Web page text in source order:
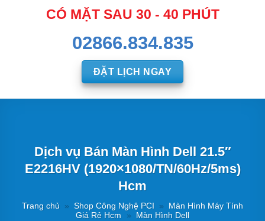
CÓ MẶT SAU 30 - 40 PHÚT
02866.834.835
ĐẶT LỊCH NGAY
Dịch vụ Bán Màn Hình Dell 21.5″
E2216HV (1920×1080/TN/60Hz/5ms)
Hcm
Trang chủ » Shop Công Nghệ PCI »
Màn Hình Máy Tính
Giá Rẻ Hcm
» Màn Hình Dell